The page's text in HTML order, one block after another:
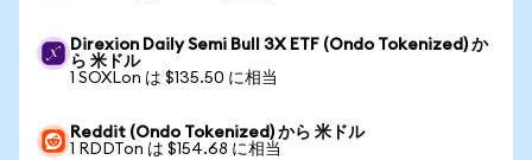
Direxion Daily Semi Bull 3X ETF (Ondo Tokenized) か
ら 米ドル
1 SOXLon は $135.50 に相当
Reddit (Ondo Tokenized) から 米ドル
1 RDDTon は $154.68 に相当